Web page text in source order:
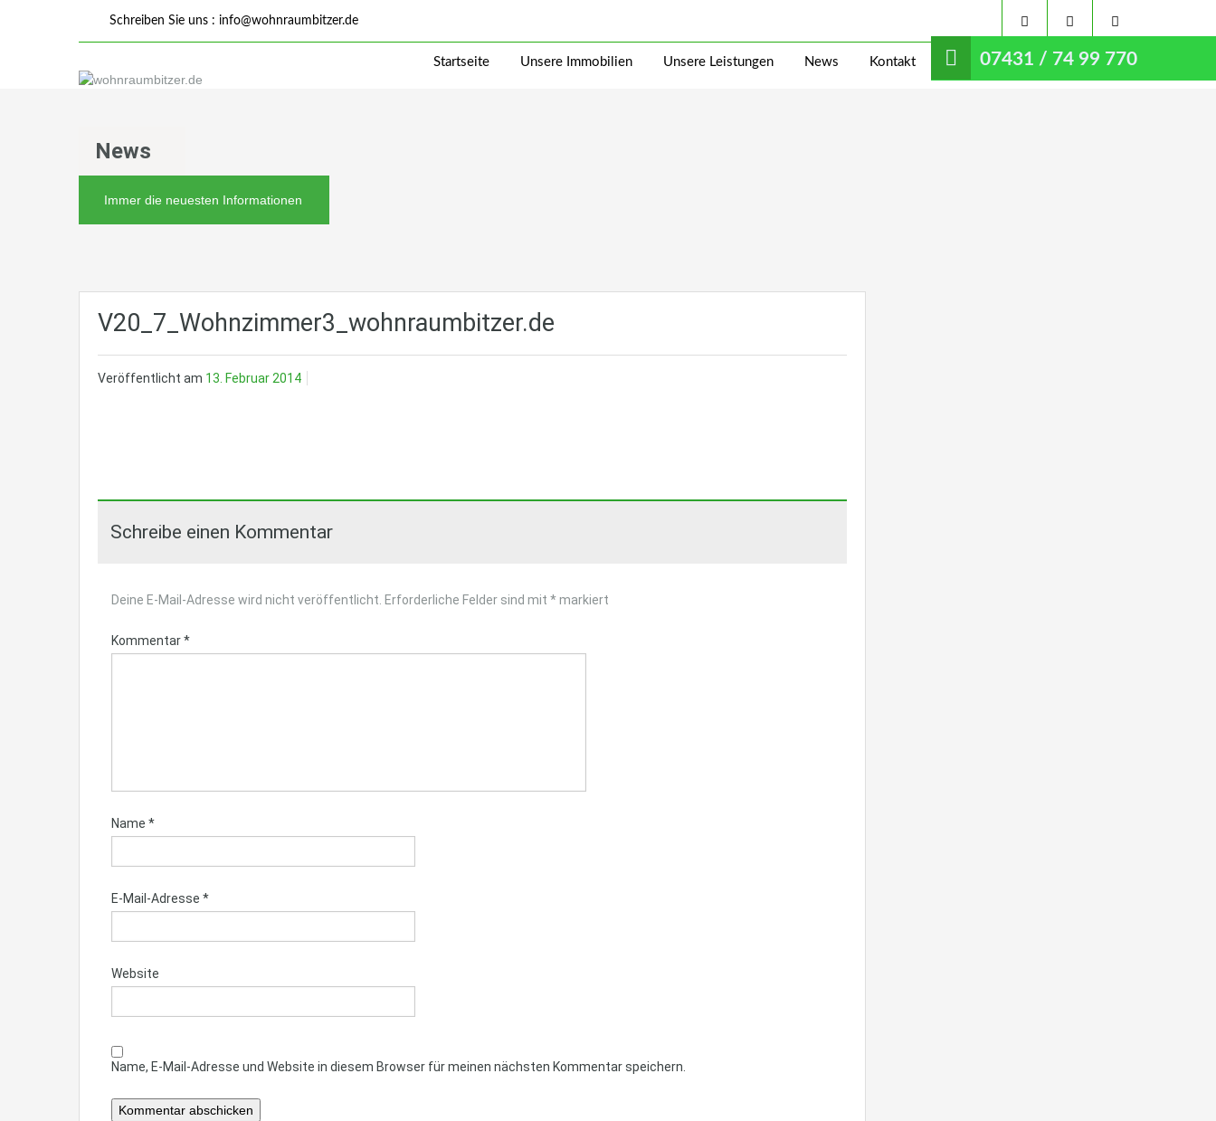
Schreiben Sie uns : info@wohnraumbitzer.de
07431 / 74 99 770
Startseite Unsere Immobilien Unsere Leistungen News Kontakt
News
Immer die neuesten Informationen
V20_7_Wohnzimmer3_wohnraumbitzer.de
Veröffentlicht am 13. Februar 2014
Schreibe einen Kommentar
Deine E-Mail-Adresse wird nicht veröffentlicht. Erforderliche Felder sind mit *markiert
Kommentar*
Name *
E-Mail-Adresse *
Website
Name, E-Mail-Adresse und Website in diesem Browser für meinen nächsten Kommentar speichern.